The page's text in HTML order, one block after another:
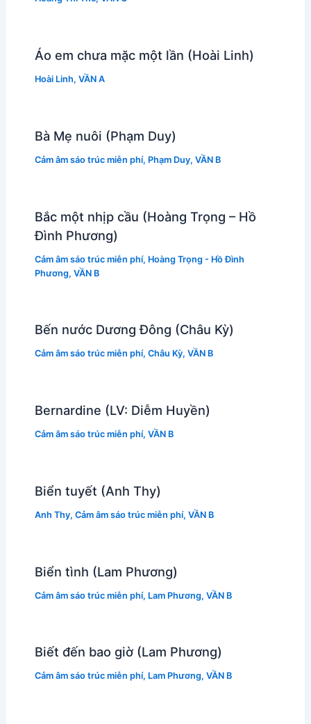
Áo em chưa mặc một lần (Hoài Linh)
Hoài Linh, VẦN A
Bà Mẹ nuôi (Phạm Duy)
Cảm âm sáo trúc miễn phí, Phạm Duy, VẦN B
Bắc một nhịp cầu (Hoàng Trọng – Hồ
Đình Phương)
Cảm âm sáo trúc miễn phí, Hoàng Trọng - Hồ Đình
Phương, VẦN B
Bến nước Dương Đông (Châu Kỳ)
Cảm âm sáo trúc miễn phí, Châu Kỳ, VẦN B
Bernardine (LV: Diễm Huyền)
Cảm âm sáo trúc miễn phí, VẦN B
Biển tuyết (Anh Thy)
Anh Thy, Cảm âm sáo trúc miễn phí, VẦN B
Biển tình (Lam Phương)
Cảm âm sáo trúc miễn phí, Lam Phương, VẦN B
Biết đến bao giờ (Lam Phương)
Cảm âm sáo trúc miễn phí, Lam Phương, VẦN B